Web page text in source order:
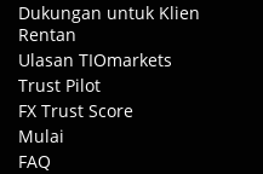
Dukungan untuk Klien
Rentan
Ulasan TIOmarkets
Trust Pilot
FX Trust Score
Mulai
FAQ